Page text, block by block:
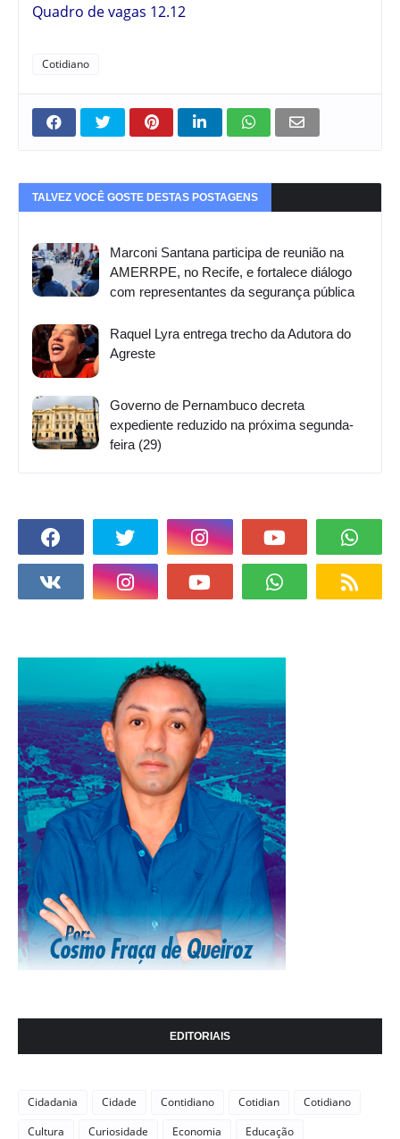
Quadro de vagas 12.12
Cotidiano
TALVEZ VOCÊ GOSTE DESTAS POSTAGENS
Marconi Santana participa de reunião na
AMERRPE, no Recife, e fortalece diálogo
com representantes da segurança pública
Raquel Lyra entrega trecho da Adutora do
Agreste
Governo de Pernambuco decreta
expediente reduzido na próxima segunda-
feira (29)
EDITORIAIS
Cidadania Cidade Contidiano Cotidian
Cotidiano
Cultura
Curiosidade Economia Educação